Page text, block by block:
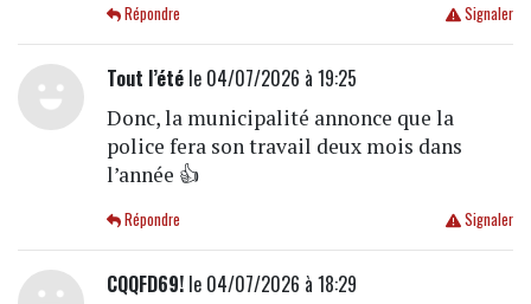
Signaler
Répondre
Tout l’étéle 04/07/2026 à 19:25
Donc, la municipalité annonce que la
police fera son travail deux mois dans
l’année 👍
Signaler
Répondre
CQQFD69!le 04/07/2026 à 18:29